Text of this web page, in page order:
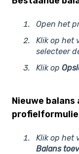
Open het
Klik op het
selecteer
Klik op
Nieuwe
Klik op het
Balans